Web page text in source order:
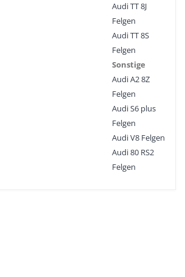
Audi TT 8J
Felgen
Audi TT 8S
Felgen
Sonstige
Audi A2 8Z
Felgen
Audi S6 plus
Felgen
Audi V8 Felgen
Audi 80 RS2
Felgen